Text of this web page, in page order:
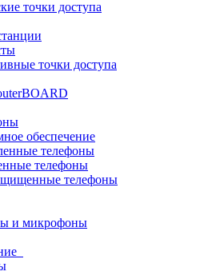
точки доступа
точки доступа
обеспечение
телефоны
телефоны
телефоны
и микрофоны